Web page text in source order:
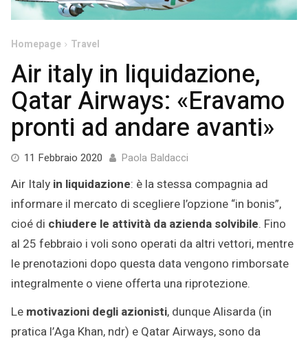
Homepage Travel
Air italy in liquidazione,
Qatar Airways: «Eravamo
pronti ad andare avanti»
11 Febbraio 2020 11
2022
Paola Baldacci
Air Italy in liquidazione: è la stessa compagnia ad
informare il mercato di scegliere l’opzione “in bonis”,
cioé di chiudere le attività da azienda solvibile. Fino
al 25 febbraio i voli sono operati da altri vettori, mentre
le prenotazioni dopo questa data vengono rimborsate
integralmente o viene offerta una riprotezione.
Le motivazioni degli azionisti, dunque Alisarda (in
pratica l’Aga Khan, ndr) e Qatar Airways, sono da